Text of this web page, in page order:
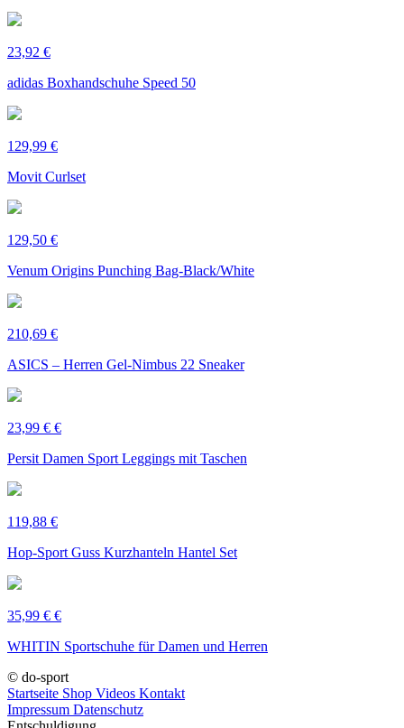
23,92 €
adidas Boxhandschuhe Speed 50
129,99 €
Movit Curlset
129,50 €
Venum Origins Punching Bag-Black/White
210,69 €
ASICS – Herren Gel-Nimbus 22 Sneaker
23,99 € €
Persit Damen Sport Leggings mit Taschen
119,88 €
Hop-Sport Guss Kurzhanteln Hantel Set
35,99 € €
WHITIN Sportschuhe für Damen und Herren
© do-sport
Startseite Shop Videos Kontakt
Impressum Datenschutz